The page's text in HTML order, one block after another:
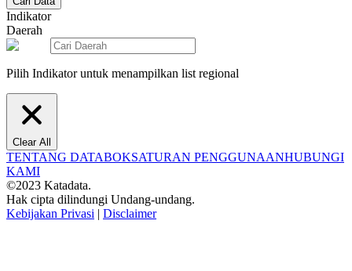
Indikator
Daerah
Pilih Indikator untuk menampilkan list regional
Clear All
TENTANG DATABOKSATURAN PENGGUNAANHUBUNGI
KAMI
©2023 Katadata.
Hak cipta dilindungi Undang-undang.
Kebijakan Privasi | Disclaimer